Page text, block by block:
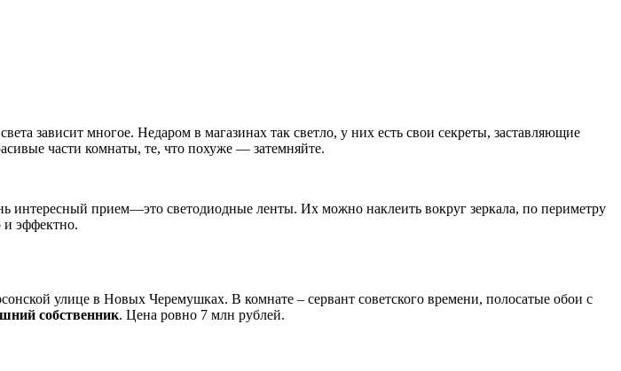
зависит многое. Недаром в магазинах так светло, у них есть свои секреты, заставляющие
части комнаты, те, что похуже — затемняйте.
прием—это светодиодные ленты. Их можно наклеить вокруг зеркала, по периметру
и эффектно.
улице в Новых Черемушках. В комнате – сервант советского времени, полосатые обои с
собственник. Цена ровно 7 млн рублей.